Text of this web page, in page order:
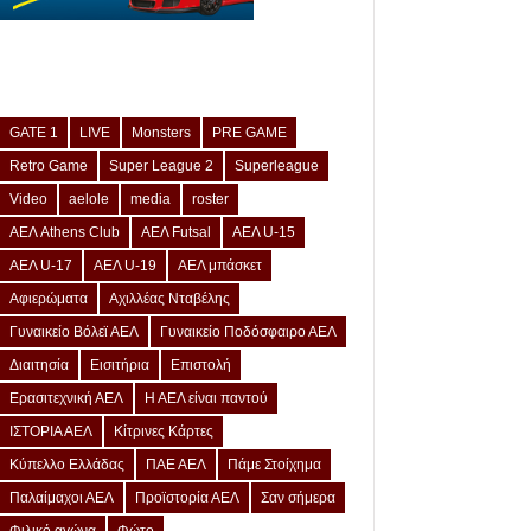
GATE 1 LIVE Monsters
PRE GAME
Retro Game
Super League 2
Superleague
Video
aelole media
roster
ΑΕΛ Athens Club
ΑΕΛ Futsal
ΑΕΛ U-15
ΑΕΛ U-17
ΑΕΛ U-19
ΑΕΛ μπάσκετ
Αφιερώματα
Αχιλλέας Νταβέλης
Γυναικείο Βόλεϊ ΑΕΛ
Γυναικείο Ποδόσφαιρο ΑΕΛ
Διαιτησία
Εισιτήρια
Επιστολή
Ερασιτεχνική ΑΕΛ
Η ΑΕΛ είναι παντού
ΙΣΤΟΡΙΑ ΑΕΛ
Κίτρινες Κάρτες
Κύπελλο Ελλάδας
ΠΑΕ ΑΕΛ
Πάμε Στοίχημα
Παλαίμαχοι ΑΕΛ
Προϊστορία ΑΕΛ
Σαν σήμερα